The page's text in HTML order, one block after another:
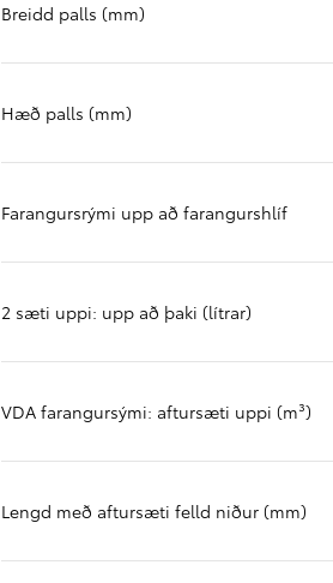
Breidd palls (mm)
Hæð palls (mm)
Farangursrými upp að farangurshlíf
2 sæti uppi: upp að þaki (lítrar)
VDA farangursými: aftursæti uppi (m³)
Lengd með aftursæti felld niður (mm)